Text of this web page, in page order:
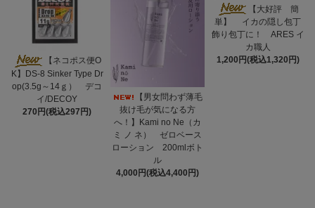
【ネコポス便O
K】DS-8 Sinker Type Dr
op(3.5g～14ｇ） デコ
イ/DECOY
270円(税込297円)
【男女問わず薄毛
抜け毛が気になる方
へ！】Kami no Ne（カ
ミ ノ ネ） ゼロベース
ローション 200mlボト
ル
4,000円(税込4,400円)
【大好評 簡
単】 イカの隠し包丁
飾り包丁に！ ARES イ
カ職人
1,200円(税込1,320円)